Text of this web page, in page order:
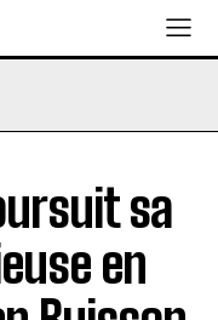
sa
en